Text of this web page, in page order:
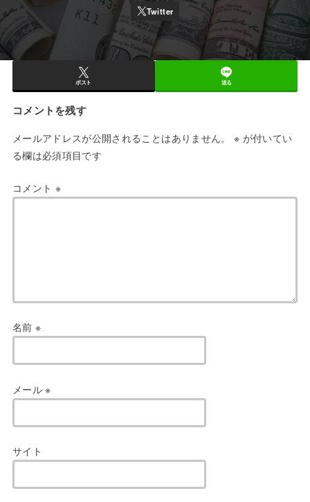
ポスト 送る
コメントを残す
メールアドレスが公開されることはありません。 ※ が付いてい
る欄は必須項目です
コメント ※
名前 ※
メール※
サイト